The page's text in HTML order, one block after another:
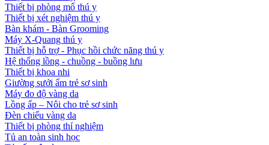
Thiết bị phòng mổ thú y
Thiết bị xét nghiệm thú y
Bàn khám - Bàn Grooming
Máy X-Quang thú y
Thiết bị hỗ trợ - Phục hồi chức năng thú y
Hệ thống lồng - chuồng - buồng lưu
Thiết bị khoa nhi
Giường sưởi ấm trẻ sơ sinh
Máy đo độ vàng da
Lồng ấp – Nôi cho trẻ sơ sinh
Đèn chiếu vàng da
Thiết bị phòng thí nghiệm
Tủ an toàn sinh học